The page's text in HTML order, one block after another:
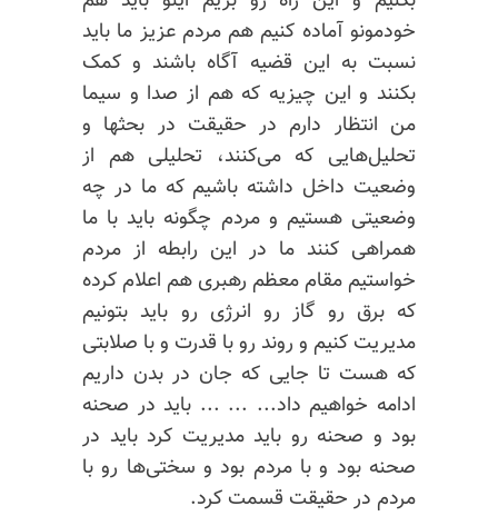
خودمونو آماده کنیم هم مردم عزیز ما باید
نسبت به این قضیه آگاه باشند و کمک
بکنند و این چیزیه که هم از صدا و سیما
من انتظار دارم در حقیقت در بحثها و
تحلیل‌هایی که می‌کنند، تحلیلی هم از
وضعیت داخل داشته باشیم که ما در چه
وضعیتی هستیم و مردم چگونه باید با ما
همراهی کنند ما در این رابطه از مردم
خواستیم مقام معظم رهبری هم اعلام کرده
که برق رو گاز رو انرژی رو باید بتونیم
مدیریت کنیم و روند رو با قدرت و با صلابتی
که هست تا جایی که جان در بدن داریم
ادامه خواهیم داد... ... ... باید در صحنه
بود و صحنه رو باید مدیریت کرد باید در
صحنه بود و با مردم بود و سختی‌ها رو با
مردم در حقیقت قسمت کرد.